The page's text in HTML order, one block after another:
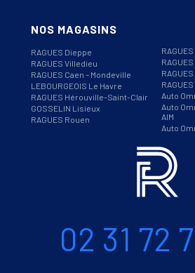
NOS MAGASINS
RAGUES Dieppe
RAGUES Villedieu
RAGUES Caen – Mondeville
LEBOURGEOIS Le Havre
RAGUES Hérouville-Saint-Clair
GOSSELIN Lisieux
RAGUES Rouen
Auto
Auto
AIM
Auto
02 31 72